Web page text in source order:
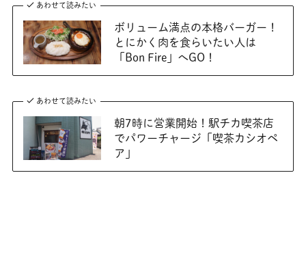
あわせて読みたい
ボリューム満点の本格バーガー！
とにかく肉を食らいたい人は
「Bon Fire」へGO！
あわせて読みたい
朝7時に営業開始！駅チカ喫茶店
でパワーチャージ「喫茶カシオペ
ア」